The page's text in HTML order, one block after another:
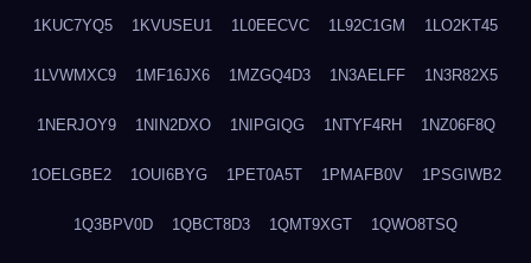
1KUC7YQ5 1KVUSEU1 1L0EECVC 1L92C1GM 1LO2KT45
1LVWMXC9 1MF16JX6 1MZGQ4D3 1N3AELFF 1N3R82X5
1NERJOY9 1NIN2DXO 1NIPGIQG 1NTYF4RH 1NZ06F8Q
1OELGBE2 1OUI6BYG 1PET0A5T 1PMAFB0V 1PSGIWB2
1Q3BPV0D 1QBCT8D3 1QMT9XGT 1QWO8TSQ